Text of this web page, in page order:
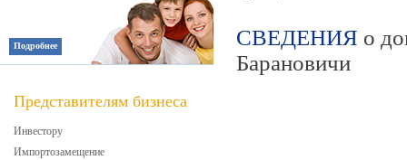
Подробнее
Представителям бизнеса
Инвестору
Импортозамещение
СВЕДЕНИЯ о
Барановичи